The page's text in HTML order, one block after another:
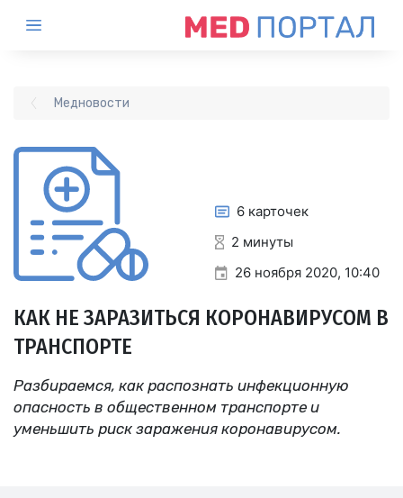
Медновости
6 карточек
2 минуты
26 ноября 2020, 10:40
КАК НЕ ЗАРАЗИТЬСЯ КОРОНАВИРУСОМ В
ТРАНСПОРТЕ
Разбираемся, как распознать инфекционную
опасность в общественном транспорте и
уменьшить риск заражения коронавирусом.